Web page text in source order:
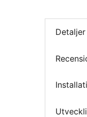
Detaljer